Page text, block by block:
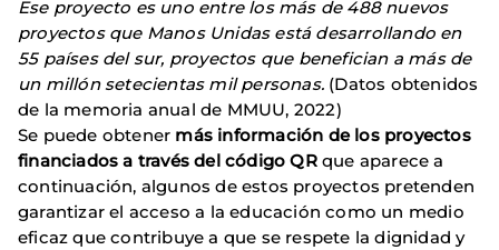
Ese proyecto es uno entre los más de 488 nuevos
proyectos que Manos Unidas está desarrollando en
55 países del sur, proyectos que benefician a más de
un millón setecientas mil personas. (Datos obtenidos
de la memoria anual de MMUU, 2022)
Se puede obtener más información de los proyectos
financiados a través del código QRque aparece a
continuación, algunos de estos proyectos pretenden
garantizar el acceso a la educación como un medio
eficaz que contribuye a que se respete la dignidad y